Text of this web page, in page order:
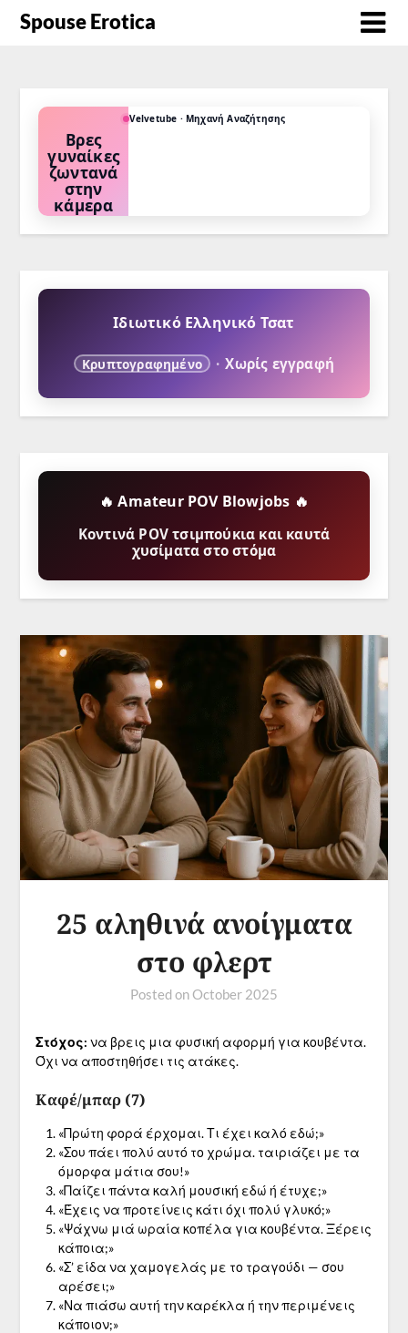
Spouse Erotica
Velvetube · Μηχανή Αναζήτησης
Βρες
γυναίκες
ζωντανά
στην
κάμερα
φετίχ σου ή
Ιδιωτικό Ελληνικό Τσατ
Κρυπτογραφημένο · Χωρίς εγγραφή
🔥 Amateur POV Blowjobs 🔥
Κοντινά POV τσιμπούκια και καυτά
χυσίματα στο στόμα
25 αληθινά ανοίγματα
στο φλερτ
Posted onOctober 2025
Στόχος: να βρεις μια φυσική αφορμή για κουβέντα.
Όχι να αποστηθήσει τις ατάκες.
Καφέ/μπαρ (7)
«Πρώτη φορά έρχομαι. Τι έχει καλό εδώ;»
«Σου πάει πολύ αυτό το χρώμα. ταιριάζει με τα
όμορφα μάτια σου!»
«Παίζει πάντα καλή μουσική εδώ ή έτυχε;»
«Έχεις να προτείνεις κάτι όχι πολύ γλυκό;»
«Ψάχνω μιά ωραία κοπέλα για κουβέντα. Ξέρεις
κάποια;»
«Σ’ είδα να χαμογελάς με το τραγούδι — σου
αρέσει;»
«Να πιάσω αυτή την καρέκλα ή την περιμένεις
κάποιον;»